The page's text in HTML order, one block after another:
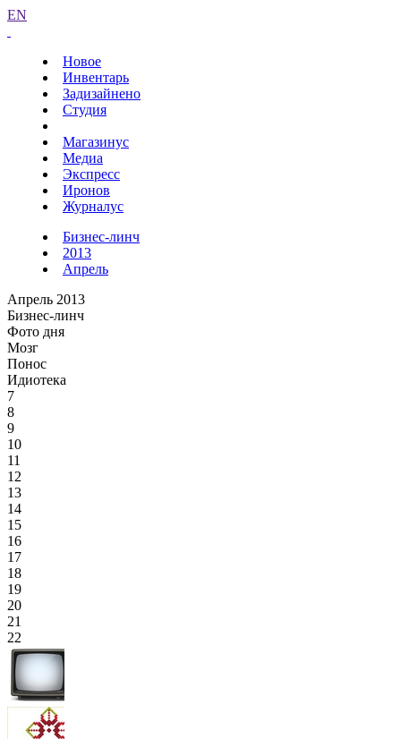
EN
Новое
Инвентарь
Задизайнено
Студия
Магазинус
Медиа
Экспресс
Иронов
Журналус
Бизнес-линч
2013
Апрель
Апрель 2013
Бизнес-линч
Фото дня
Мозг
Понос
Идиотека
7
8
9
10
11
12
13
14
15
16
17
18
19
20
21
22